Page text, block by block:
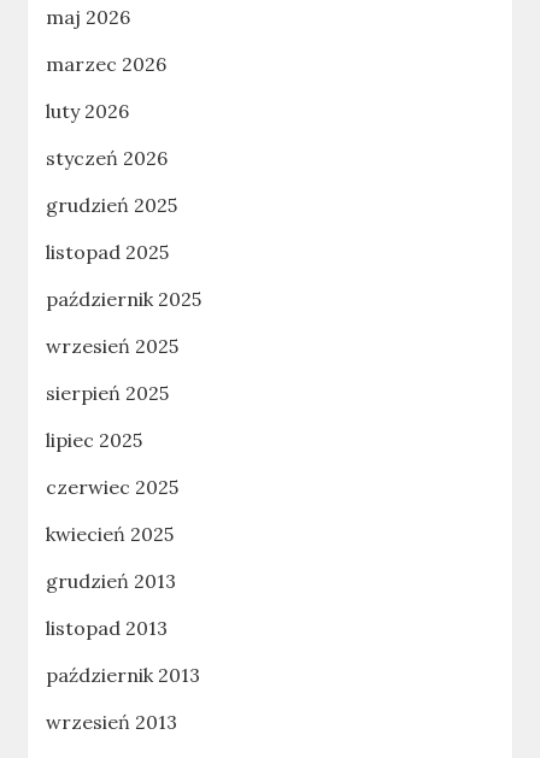
maj 2026
marzec 2026
luty 2026
styczeń 2026
grudzień 2025
listopad 2025
październik 2025
wrzesień 2025
sierpień 2025
lipiec 2025
czerwiec 2025
kwiecień 2025
grudzień 2013
listopad 2013
październik 2013
wrzesień 2013